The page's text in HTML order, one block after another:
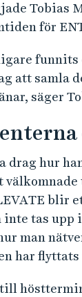
Tobias
för
att samla
säger
drag hur
inte tas
man
har